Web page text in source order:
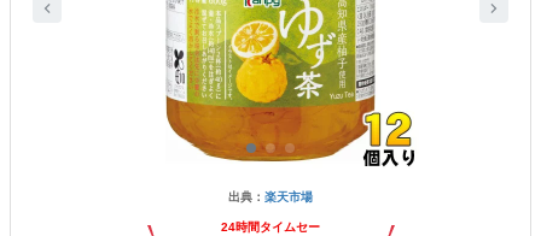
出典： 楽天市場
24時間タイムセー